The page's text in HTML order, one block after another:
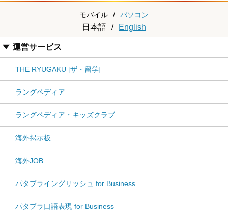
モバイル / パソコン
日本語 / English
運営サービス
THE RYUGAKU [ザ・留学]
ラングペディア
ラングペディア・キッズクラブ
海外掲示板
海外JOB
パタプライングリッシュ for Business
パタプラ口語表現 for Business